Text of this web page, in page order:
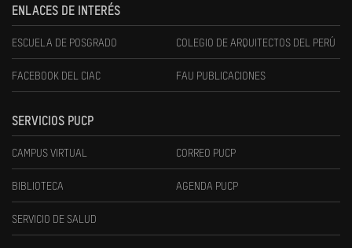
ENLACES DE INTERÉS
ESCUELA DE POSGRADO COLEGIO DE ARQUITECTOS DEL PERÚ
FACEBOOK DEL CIAC FAU PUBLICACIONES
SERVICIOS PUCP
CAMPUS VIRTUAL CORREO PUCP
BIBLIOTECA AGENDA PUCP
SERVICIO DE SALUD